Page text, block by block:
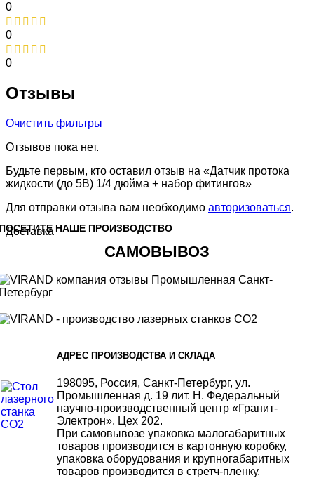
0
0
0
Отзывы
Очистить фильтры
Отзывов пока нет.
Будьте первым, кто оставил отзыв на «Датчик протока
жидкости (до 5В) 1/4 дюйма + набор фитингов»
Для отправки отзыва вам необходимо авторизоваться.
Доставка НАШЕ ПРОИЗВОДСТВО
САМОВЫВОЗ
АДРЕС ПРОИЗВОДСТВА И СКЛАДА
198095, Россия, Санкт-Петербург, ул.
Промышленная д. 19 лит. Н. Федеральный
научно-производственный центр «Гранит-
Электрон». Цех 202.
При самовывозе упаковка малогабаритных
товаров производится в картонную коробку,
упаковка оборудования и крупногабаритных
товаров производится в стретч-пленку.